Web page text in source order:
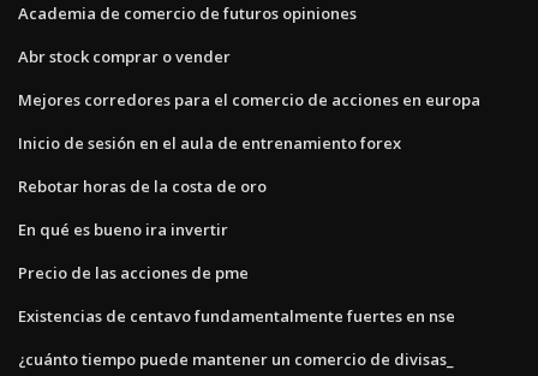
Academia de comercio de futuros opiniones
Abr stock comprar o vender
Mejores corredores para el comercio de acciones en europa
Inicio de sesión en el aula de entrenamiento forex
Rebotar horas de la costa de oro
En qué es bueno ira invertir
Precio de las acciones de pme
Existencias de centavo fundamentalmente fuertes en nse
¿cuánto tiempo puede mantener un comercio de divisas_